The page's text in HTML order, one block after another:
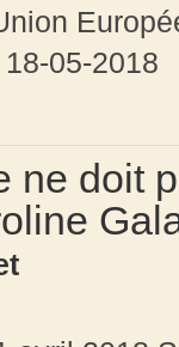
05-2018
ne doit